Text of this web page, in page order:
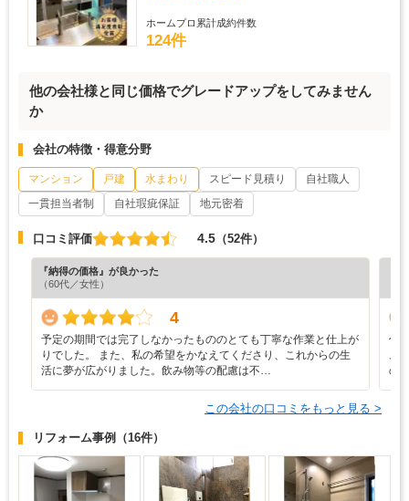
ホームプロ累計成約件数
124件
他の会社様と同じ価格でグレードアップをしてみません
か
会社の特徴・得意分野
マンション 戸建 水まわり スピード見積り
自社職人
一貫担当者制
自社瑕疵保証 地元密着
口コミ評価 4.5 （52件）
『納得の価格』が良かった
（60代／女性）
4
予定の期間では完了しなかったもののとても丁寧な作業と仕上が
りでした。 また、私の希望をかなえてくださり、これからの生
活に夢が広がりました。飲み物等の配慮は不…
何
ム
の
この会社の口コミをもっと見る >
リフォーム事例 （16件）